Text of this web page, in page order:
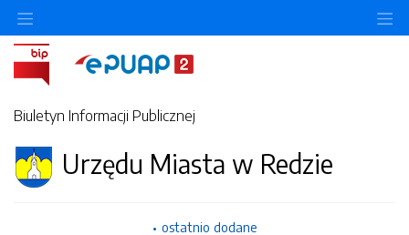
Biuletyn Informacji Publicznej
Urzędu Miasta w Redzie
ostatnio dodane